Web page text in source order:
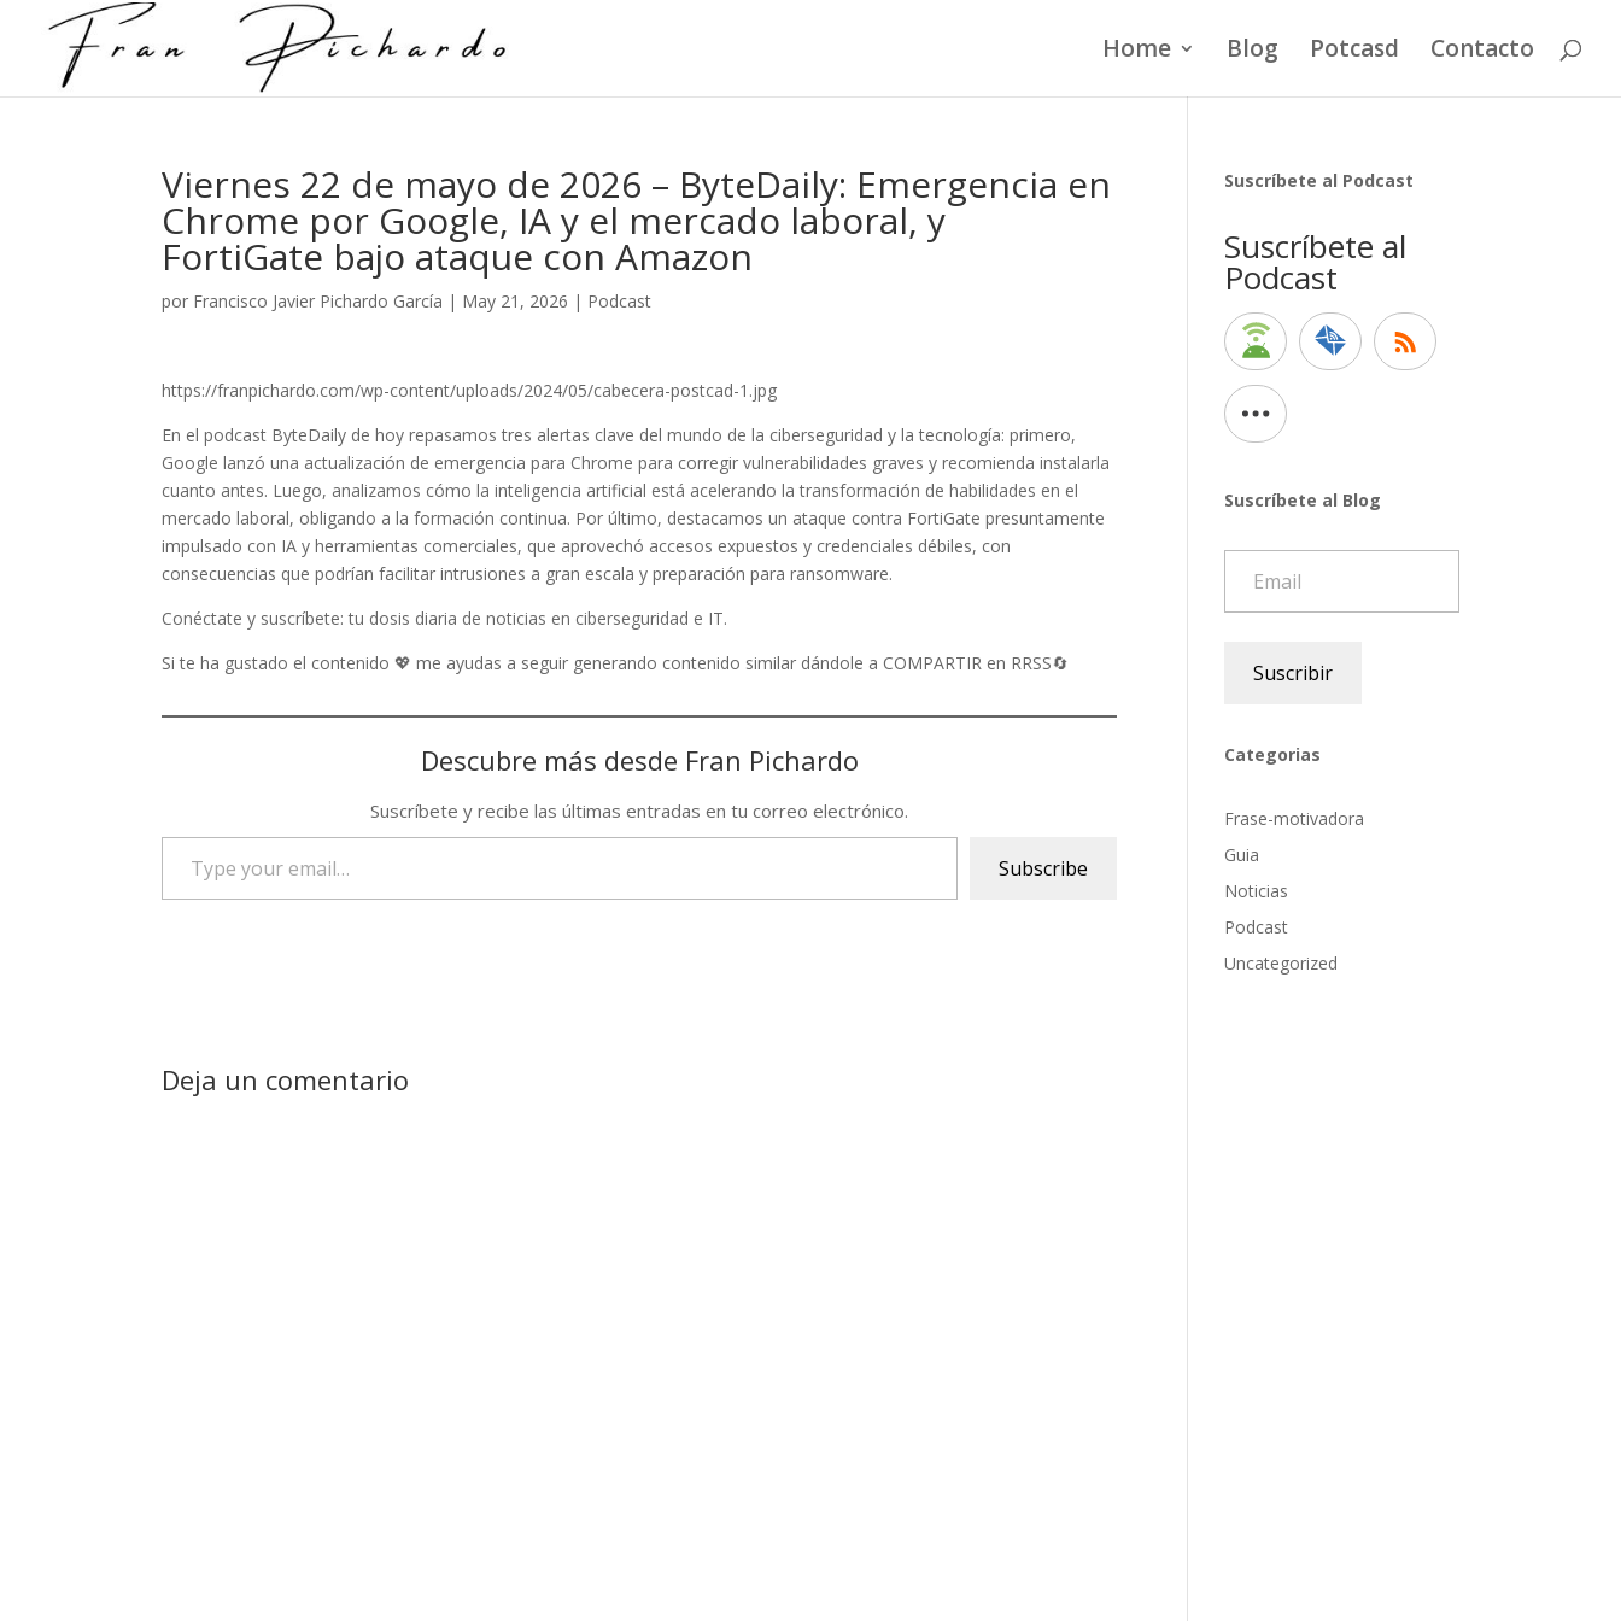
Home Blog Potcasd Contacto
Viernes 22 de mayo de 2026 – ByteDaily: Emergencia en
Chrome por Google, IA y el mercado laboral, y
FortiGate bajo ataque con Amazon
por Francisco Javier Pichardo García | May 21, 2026 | Podcast
https://franpichardo.com/wp-content/uploads/2024/05/cabecera-postcad-1.jpg
En el podcast ByteDaily de hoy repasamos tres alertas clave del mundo de la ciberseguridad y la tecnología: primero,
Google lanzó una actualización de emergencia para Chrome para corregir vulnerabilidades graves y recomienda instalarla
cuanto antes. Luego, analizamos cómo la inteligencia artificial está acelerando la transformación de habilidades en el
mercado laboral, obligando a la formación continua. Por último, destacamos un ataque contra FortiGate presuntamente
impulsado con IA y herramientas comerciales, que aprovechó accesos expuestos y credenciales débiles, con
consecuencias que podrían facilitar intrusiones a gran escala y preparación para ransomware.
Conéctate y suscríbete: tu dosis diaria de noticias en ciberseguridad e IT.
Si te ha gustado el contenido 💖 me ayudas a seguir generando contenido similar dándole a COMPARTIR en RRSS🔄
Descubre más desde Fran Pichardo
Suscríbete y recibe las últimas entradas en tu correo electrónico.
your
email…
Subscribe
Deja un comentario
Suscríbete al Podcast
Suscríbete al
Podcast
Suscríbete al Blog
Suscribir
Categorias
Frase-motivadora
Guia
Noticias
Podcast
Uncategorized